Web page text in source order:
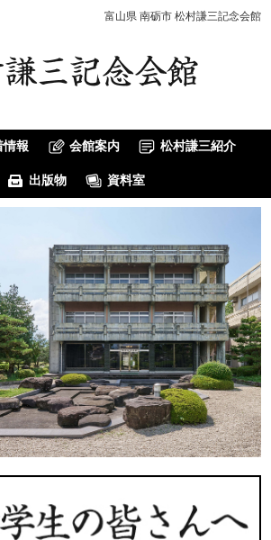
富山県 南砺市 松村謙三記念会館
情報 会館案内 松村謙三紹介
出版物 資料室